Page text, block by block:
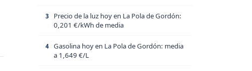
3
Precio de la luz hoy en La Pola de Gordón:
0,201 €/kWh de media
4
Gasolina hoy en La Pola de Gordón: media
a 1,649 €/L